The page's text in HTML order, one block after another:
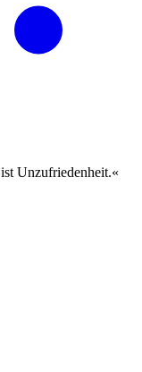
Unzufriedenheit.«